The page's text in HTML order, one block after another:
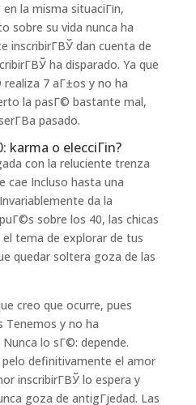
la misma situaciГіn,
sobre su vida nunca ha
inscribirГ­ВЎ dan cuenta de
ha disparado. Ya que
7 aГ±os y no ha
la pasГ© bastante mal,
pasado.
karma o elecciГіn?
con la reluciente trenza
cae Incluso hasta una
da la
sobre los 40, las chicas
tema de explorar de tus
quedar soltera goza de las
creo que ocurre, pues
Tenemos y no ha
lo sГ©: depende.
definitivamente el amor
inscribirГ­ВЎ lo espera y
goza de antigГјedad. Las